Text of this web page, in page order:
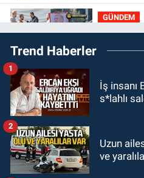
GÜNDEM
19:46Cumhurbaşkanı Erdoğan’ın
18:48
18:36AK Parti teşkilatları
Trend Haberler
İş insanı
s*lahlı
1
Uzun
ve
2